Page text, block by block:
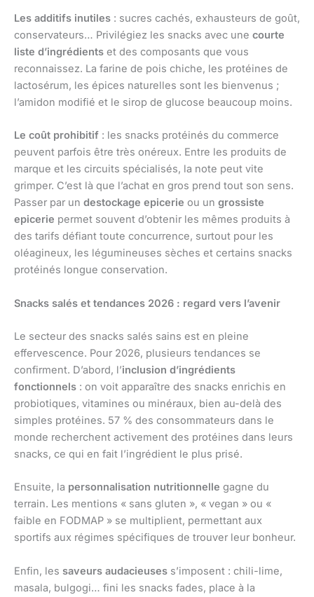
Les additifs inutiles : sucres cachés, exhausteurs de goût,
conservateurs… Privilégiez les snacks avec une courte
liste d’ingrédients et des composants que vous
reconnaissez. La farine de pois chiche, les protéines de
lactosérum, les épices naturelles sont les bienvenus ;
l’amidon modifié et le sirop de glucose beaucoup moins.
Le coût prohibitif : les snacks protéinés du commerce
peuvent parfois être très onéreux. Entre les produits de
marque et les circuits spécialisés, la note peut vite
grimper. C’est là que l’achat en gros prend tout son sens.
Passer par un destockage epicerie ou un grossiste
epicerie permet souvent d’obtenir les mêmes produits à
des tarifs défiant toute concurrence, surtout pour les
oléagineux, les légumineuses sèches et certains snacks
protéinés longue conservation.
Snacks salés et tendances 2026 : regard vers l’avenir
Le secteur des snacks salés sains est en pleine
effervescence. Pour 2026, plusieurs tendances se
confirment. D’abord, l’inclusion d’ingrédients
fonctionnels : on voit apparaître des snacks enrichis en
probiotiques, vitamines ou minéraux, bien au-delà des
simples protéines. 57 % des consommateurs dans le
monde recherchent activement des protéines dans leurs
snacks, ce qui en fait l’ingrédient le plus prisé.
Ensuite, la personnalisation nutritionnelle gagne du
terrain. Les mentions « sans gluten », « vegan » ou «
faible en FODMAP » se multiplient, permettant aux
sportifs aux régimes spécifiques de trouver leur bonheur.
Enfin, les saveurs audacieuses s’imposent : chili-lime,
masala, bulgogi… fini les snacks fades, place à la